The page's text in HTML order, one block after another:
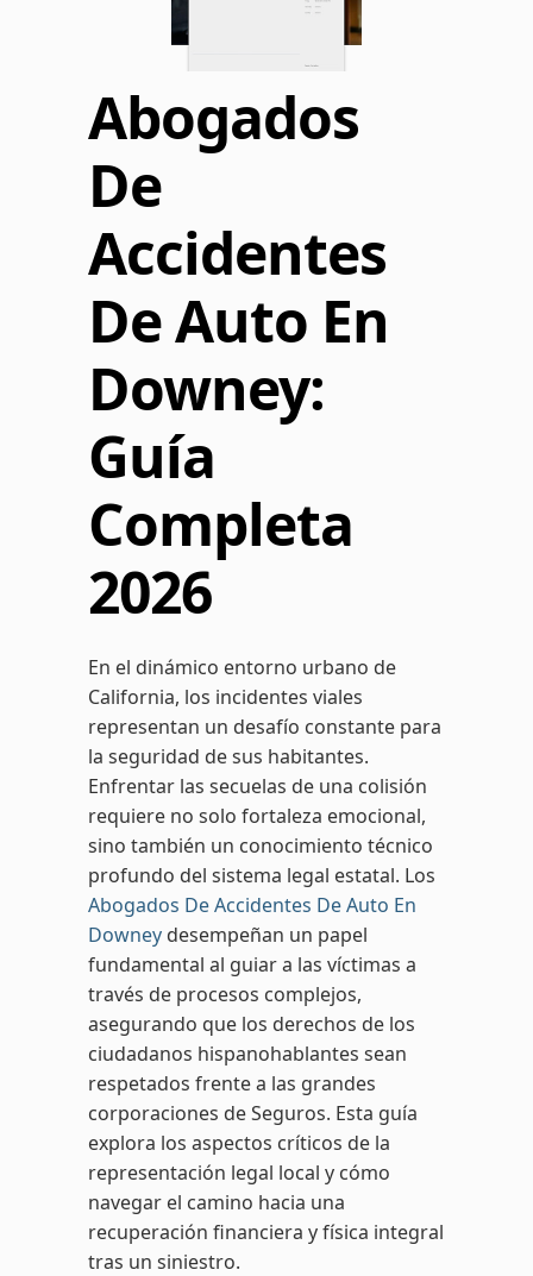
Abogados
De
Accidentes
De Auto En
Downey:
Guía
Completa
2026
En el dinámico entorno urbano de
California, los incidentes viales
representan un desafío constante para
la seguridad de sus habitantes.
Enfrentar las secuelas de una colisión
requiere no solo fortaleza emocional,
sino también un conocimiento técnico
profundo del sistema legal estatal. Los
Abogados De Accidentes De Auto En
Downey desempeñan un papel
fundamental al guiar a las víctimas a
través de procesos complejos,
asegurando que los derechos de los
ciudadanos hispanohablantes sean
respetados frente a las grandes
corporaciones de Seguros. Esta guía
explora los aspectos críticos de la
representación legal local y cómo
navegar el camino hacia una
recuperación financiera y física integral
tras un siniestro.